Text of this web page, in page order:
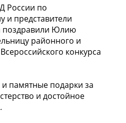
России по
и представители
поздравили Юлию
районного и
конкурса
памятные подарки за
и достойное